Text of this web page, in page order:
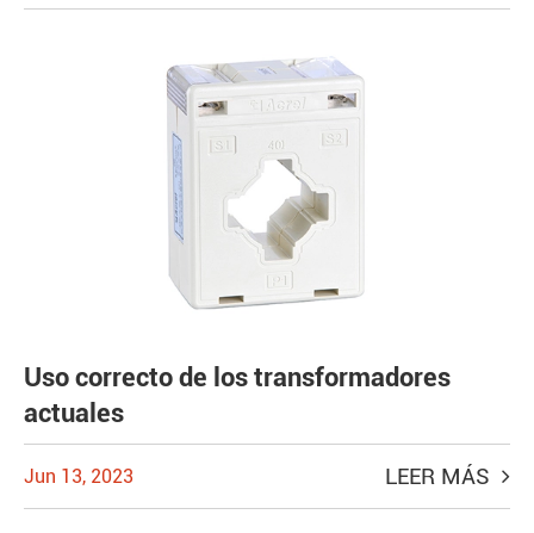
Uso correcto de los transformadores
actuales
Jun 13, 2023 LEER MÁS